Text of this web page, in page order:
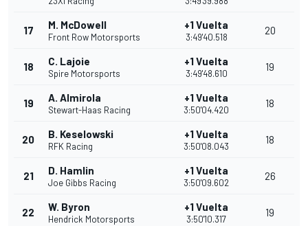
17 M. McDowell
Front Row Motorsports
+1 Vuelta
3:49'40.518
20
18 C. Lajoie
Spire Motorsports
+1 Vuelta
3:49'48.610
19
19 A. Almirola
Stewart-Haas Racing
+1 Vuelta
3:50'04.420
18
20 B. Keselowski
RFK Racing
+1 Vuelta
3:50'08.043
18
21 D. Hamlin
Joe Gibbs Racing
+1 Vuelta
3:50'09.602
26
22 W. Byron
Hendrick Motorsports
+1 Vuelta
3:50'10.317
19